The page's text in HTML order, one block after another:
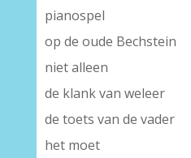
pianospel
op de oude Bechstein
niet alleen
de klank van weleer
de toets van de vader
het moet